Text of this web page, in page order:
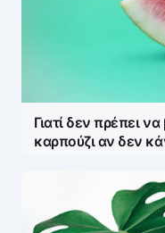
Γιατί δεν πρέπει
καρπούζι αν δεν